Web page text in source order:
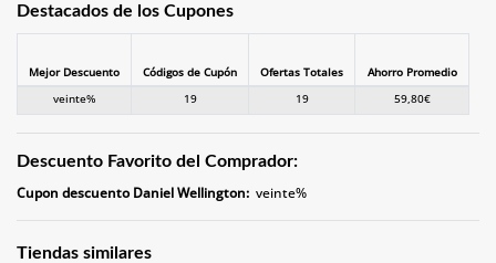
Destacados de los Cupones
Mejor Descuento Códigos de Cupón Ofertas Totales
Ahorro Promedio
veinte%
19 19 59,80€
Descuento Favorito del Comprador:
Cupon descuento Daniel Wellington: veinte%
Tiendas similares